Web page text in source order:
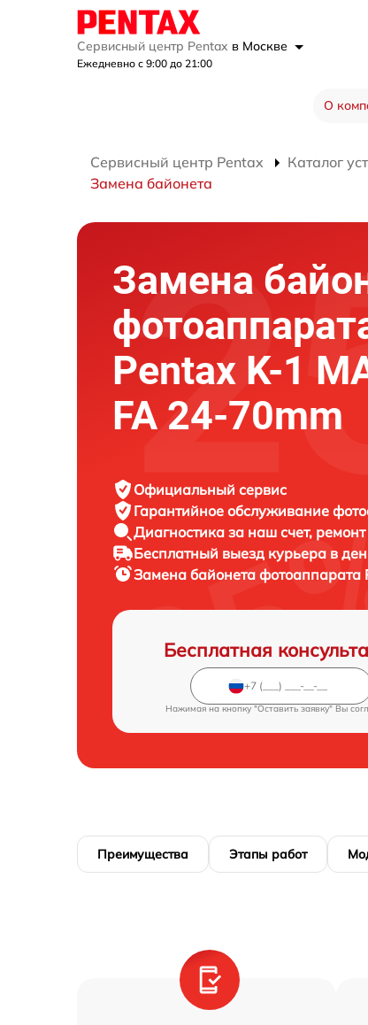
Сервисный центр Pentax в Москве
Ежедневно с 9:00 до 21:00
О
Сервисный центр Pentax Каталог
Замена байонета
Замена
Pentax K-1
FA 24-70mm
Официальный сервис
Гарантийное обслуживание
Диагностика за наш счет,
Бесплатный выезд курьера в
Замена байонета фотоаппарата
Бесплатная
Нажимая на кнопку "Оставить заявку" Вы
Преимущества Этапы работ